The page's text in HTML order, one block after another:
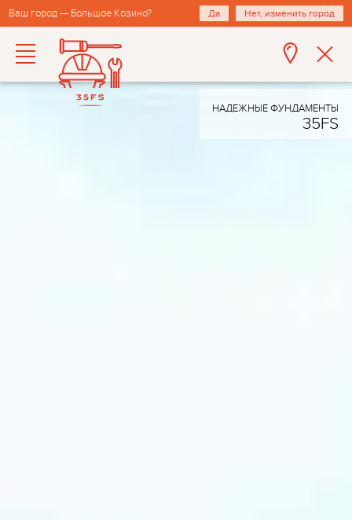
Ваш город — Большое Козино? Да Нет, изменить город
НАДЕЖНЫЕ ФУНДАМЕНТЫ
35FS